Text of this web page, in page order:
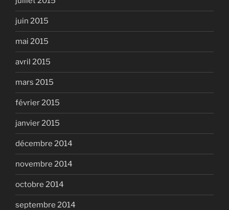
juin 2015
mai 2015
avril 2015
mars 2015
février 2015
janvier 2015
décembre 2014
novembre 2014
octobre 2014
septembre 2014